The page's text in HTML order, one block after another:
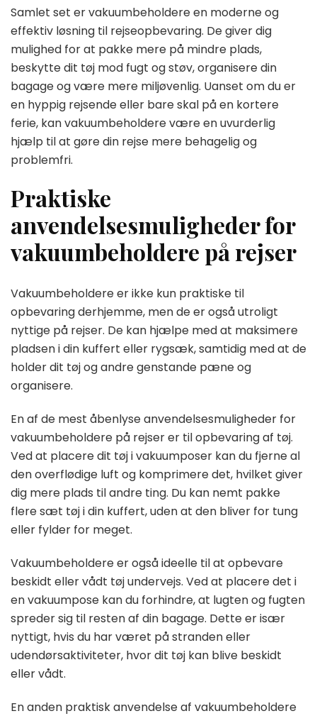
Samlet set er vakuumbeholdere en moderne og
effektiv løsning til rejseopbevaring. De giver dig
mulighed for at pakke mere på mindre plads,
beskytte dit tøj mod fugt og støv, organisere din
bagage og være mere miljøvenlig. Uanset om du er
en hyppig rejsende eller bare skal på en kortere
ferie, kan vakuumbeholdere være en uvurderlig
hjælp til at gøre din rejse mere behagelig og
problemfri.
Praktiske
anvendelsesmuligheder for
vakuumbeholdere på rejser
Vakuumbeholdere er ikke kun praktiske til
opbevaring derhjemme, men de er også utroligt
nyttige på rejser. De kan hjælpe med at maksimere
pladsen i din kuffert eller rygsæk, samtidig med at de
holder dit tøj og andre genstande pæne og
organisere.
En af de mest åbenlyse anvendelsesmuligheder for
vakuumbeholdere på rejser er til opbevaring af tøj.
Ved at placere dit tøj i vakuumposer kan du fjerne al
den overflødige luft og komprimere det, hvilket giver
dig mere plads til andre ting. Du kan nemt pakke
flere sæt tøj i din kuffert, uden at den bliver for tung
eller fylder for meget.
Vakuumbeholdere er også ideelle til at opbevare
beskidt eller vådt tøj undervejs. Ved at placere det i
en vakuumpose kan du forhindre, at lugten og fugten
spreder sig til resten af din bagage. Dette er især
nyttigt, hvis du har været på stranden eller
udendørsaktiviteter, hvor dit tøj kan blive beskidt
eller vådt.
En anden praktisk anvendelse af vakuumbeholdere